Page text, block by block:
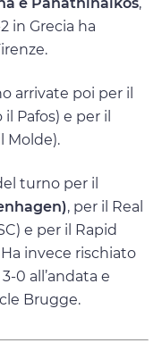
in Grecia ha
arrivate poi per il
Pafos) e per il
Molde).
turno per il
, per il Real
e per il Rapid
Ha invece rischiato
0 all’andata e
Brugge.